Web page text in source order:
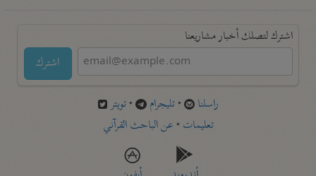
اشترك لتصلك أخبار مشاريعنا
اشترك
راسلنا •تليجرام •تويتر
تعليمات •عن الباحث القرآني